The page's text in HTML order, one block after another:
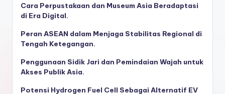
Cara Perpustakaan dan Museum Asia Beradaptasi
di Era Digital.
Peran ASEAN dalam Menjaga Stabilitas Regional di
Tengah Ketegangan.
Penggunaan Sidik Jari dan Pemindaian Wajah untuk
Akses Publik Asia.
Potensi Hydrogen Fuel Cell Sebagai Alternatif EV